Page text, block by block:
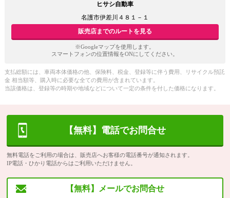
ヒサシ自動車
名護市伊差川４８１－１
販売店までのルートを見る
※Googleマップを使用します。
スマートフォンの位置情報をONにしてください。
支払総額には、車両本体価格の他、保険料、税金、登録等に伴う費用、リサイクル預託
金 相当額等、購入時に必要な全ての費用が含まれています。
当該価格は、登録等の時期や地域などについて一定の条件を付した価格になります。
【無料】電話でお問合せ
無料電話をご利用の場合は、販売店へお客様の電話番号が通知されます。
IP電話・ひかり電話からはご利用いただけません。
【無料】メールでお問合せ